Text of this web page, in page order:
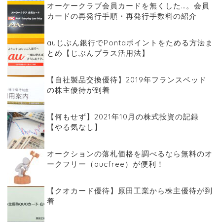
オーケークラブ会員カードを無くした…。会員
カードの再発行手順・再発行手数料の紹介
auじぶん銀行でPontaポイントをためる方法ま
とめ【じぶんプラス活用法】
【自社製品交換優待】2019年フランスベッド
の株主優待が到着
【何もせず】2021年10月の株式投資の記録
【やる気なし】
オークションの落札価格を調べるなら無料のオ
ークフリー（aucfree）が便利！
【クオカード優待】原田工業から株主優待が到
着